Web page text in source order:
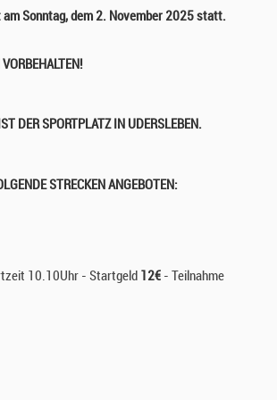
am Sonntag, dem 2. November 2025 statt.
DER SPORTPLATZ IN UDERSLEBEN.
STRECKEN ANGEBOTEN:
10.10Uhr - Startgeld 12€ - Teilnahme